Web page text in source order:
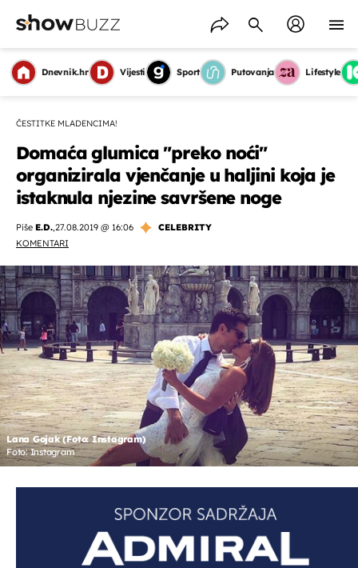
Dnevnik.hr Vijesti Sport Putovanja Lifestyle
ČESTITKE MLADENCIMA!
Domaća glumica "preko noći"
organizirala vjenčanje u haljini koja je
istaknula njezine savršene noge
Piše E.D.,27.08.2019 @ 16:06
CELEBRITY
KOMENTARI
Lana Gojak (Foto: Instagram)
Foto: Instagram
OMOGUĆI OBAVIJESTI